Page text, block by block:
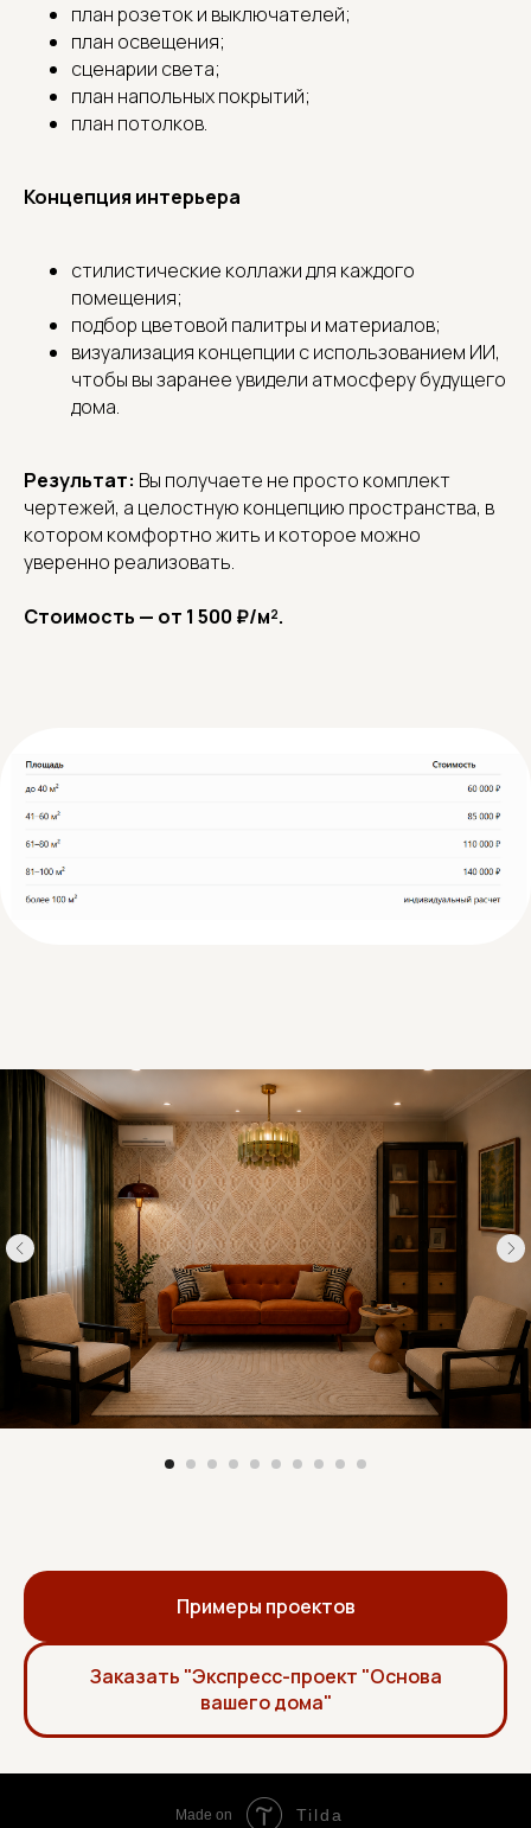
план розеток и выключателей;
план освещения;
сценарии света;
план напольных покрытий;
план потолков.
Концепция интерьера
стилистические коллажи для каждого
помещения;
подбор цветовой палитры и материалов;
визуализация концепции с использованием ИИ,
чтобы вы заранее увидели атмосферу будущего
дома.
Результат: Вы получаете не просто комплект
чертежей, а целостную концепцию пространства, в
котором комфортно жить и которое можно
уверенно реализовать.
Стоимость — от 1 500 ₽/м².
Примеры проектов
Заказать "Экспресс-проект "Основа
вашего дома"
Made on Tilda